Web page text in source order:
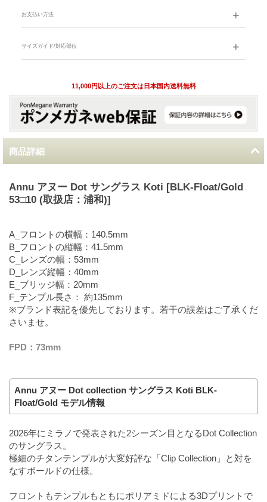
お支払い方法
サイズガイド/対応部位
11,000円以上のご注文は日本国内送料無料
商品詳細
Annu アヌー Dot サングラス Koti [BLK-Float/Gold
53□10 (取扱店：浦和)]
A_フロントの横幅：140.5mm
B_フロントの縦幅：41.5mm
C_レンズの幅：53mm
D_レンズ縦幅：40mm
E_ブリッジ幅：20mm
F_テンプル長さ： 約135mm
※ブランド表記を優先しております。若干の誤差はご了承くだ
さいませ。
FPD：73mm
Annu アヌー Dot collection サングラス Koti BLK-
Float/Gold モデル情報
2026年にミラノで発表された2シーズン目となるDot Collection
のサングラス。
極細のチタンテンプルが大変好評な「Clip Collection」と対を
なすボールドの仕様。
フロントもテンプルもともにポリアミドによる3Dプリントで